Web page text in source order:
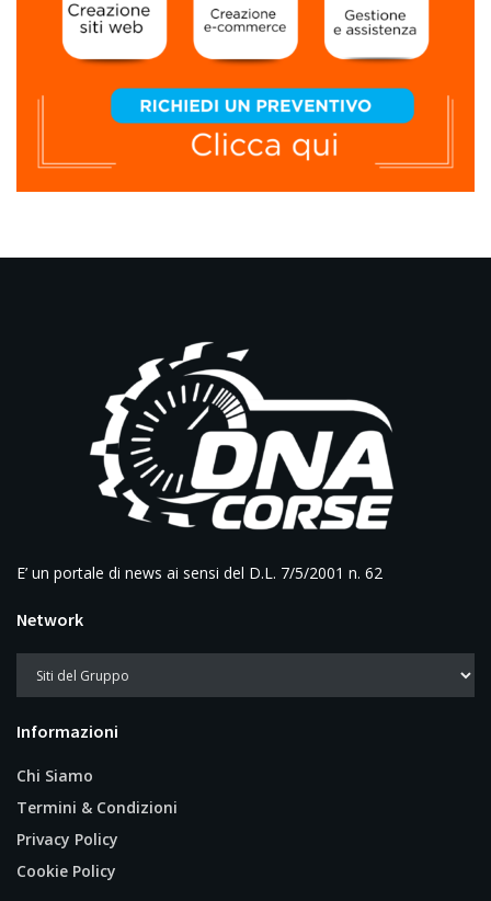
E’ un portale di news ai sensi del D.L. 7/5/2001 n. 62
Network
Informazioni
Chi Siamo
Termini & Condizioni
Privacy Policy
Cookie Policy